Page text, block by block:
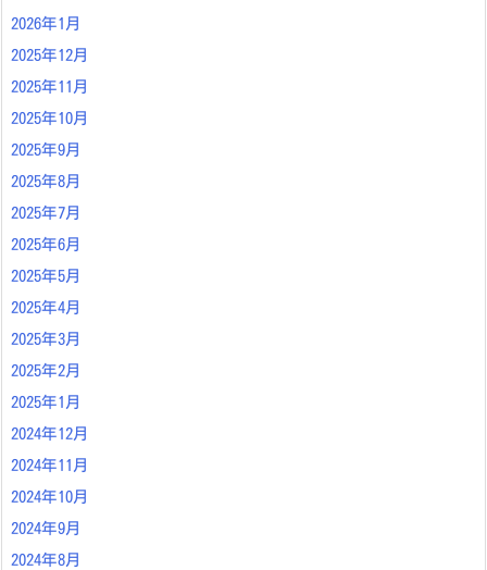
2026年1月
2025年12月
2025年11月
2025年10月
2025年9月
2025年8月
2025年7月
2025年6月
2025年5月
2025年4月
2025年3月
2025年2月
2025年1月
2024年12月
2024年11月
2024年10月
2024年9月
2024年8月